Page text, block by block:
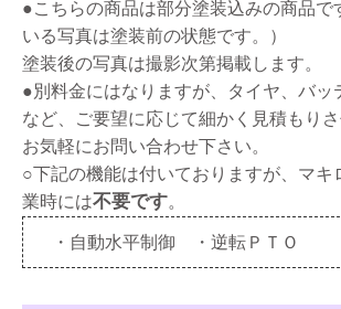
●こちらの商品は部分塗装込みの商品で
いる写真は塗装前の状態です。）
塗装後の写真は撮影次第掲載します。
●別料金にはなりますが、タイヤ、バッ
など、ご要望に応じて細かく見積もりさ
お気軽にお問い合わせ下さい。
○下記の機能は付いておりますが、マキ
業時には不要です。
・自動水平制御 ・逆転ＰＴＯ